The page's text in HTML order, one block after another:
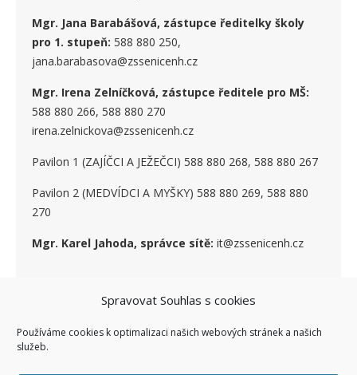
Spravovat Souhlas s cookies
Používáme cookies k optimalizaci našich webových stránek a našich
služeb.
Mgr. Jana Barabášová, zástupce ředitelky školy
pro 1. stupeň: 588 880 250,
jana.barabasova@zssenicenh.cz
Mgr. Irena Zelníčková, zástupce ředitele pro MŠ:
588 880 266, 588 880 270
irena.zelnickova@zssenicenh.cz
Pavilon 1 (ZAJÍČCI A JEŽEČCI) 588 880 268, 588 880 267
Pavilon 2 (MEDVÍDCI A MYŠKY) 588 880 269, 588 880
270
Mgr. Karel Jahoda, správce sítě: it@zssenicenh.cz
SOCIÁLNÍ SÍTĚ